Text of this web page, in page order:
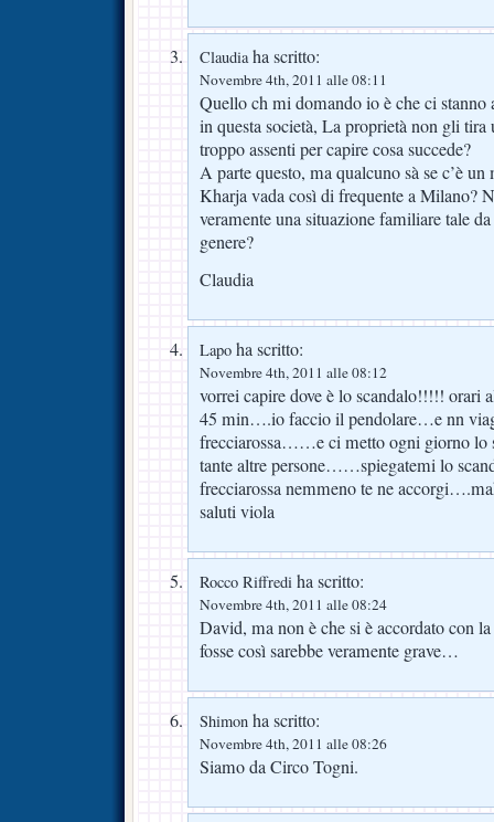
Claudiaha scritto:
Novembre 4th, 2011 alle 08:11
Quello ch mi domando io è che ci
in questa società, La proprietà non gli tira
troppo assenti per capire cosa succede?
A parte questo, ma qualcuno sà se c’è
Kharja vada così di frequente a Milano?
veramente una situazione familiare tale
genere?
Claudia
Lapo ha scritto:
Novembre 4th, 2011 alle 08:12
vorrei capire dove è lo scandalo!!!!! orari
45 min….io faccio il pendolare…e nn
frecciarossa……e ci metto ogni giorno lo
tante altre persone……spiegatemi lo
frecciarossa nemmeno te ne
saluti viola
Rocco Riffredi ha scritto:
Novembre 4th, 2011 alle 08:24
David, ma non è che si è accordato con
fosse così sarebbe veramente grave…
Shimon ha scritto:
Novembre 4th, 2011 alle 08:26
Siamo da Circo Togni.